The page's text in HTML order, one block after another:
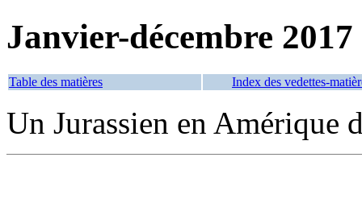
Janvier-décembre 2017
Table des matières Index des vedettes-
Un Jurassien en Amérique